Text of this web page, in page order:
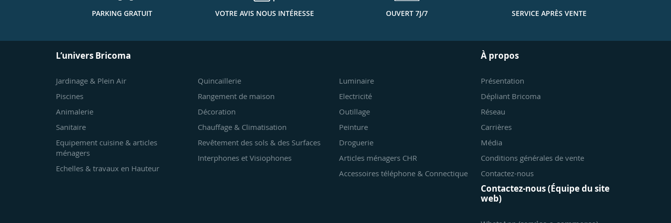
PARKING GRATUIT VOTRE AVIS NOUS INTÉRESSE OUVERT 7J/7 SERVICE APRÈS VENTE
L’univers Bricoma
Jardinage & Plein Air
Piscines
Animalerie
Sanitaire
Equipement cuisine & articles
ménagers
Echelles & travaux en Hauteur
Quincaillerie
Rangement de maison
Décoration
Chauffage & Climatisation
Revêtement des sols & des Surfaces
Interphones et Visiophones
Luminaire
Electricité
Outillage
Peinture
Droguerie
Articles ménagers CHR
Accessoires téléphone & Connectique
À propos
Présentation
Dépliant Bricoma
Réseau
Carrières
Média
Conditions générales de vente
Contactez-nous
Contactez-nous (Équipe du site
web)